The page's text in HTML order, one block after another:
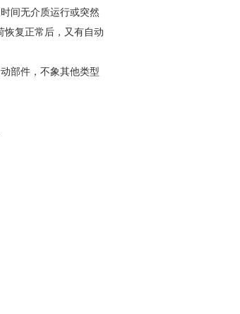
间无介质运行或突然
恢复正常后，又有自动
部件，不象其他类型